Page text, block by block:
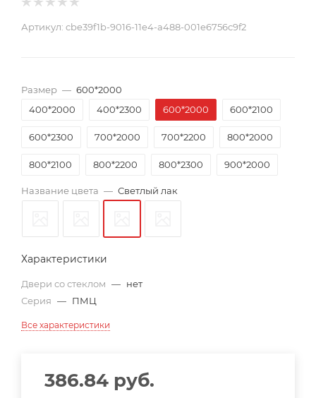
Артикул: cbe39f1b-9016-11e4-a488-001e6756c9f2
Размер — 600*2000
400*2000
400*2300 600*2000 600*2100
600*2300 700*2000 700*2200 800*2000
800*2100 800*2200 800*2300 900*2000
Название цвета — Светлый лак
Характеристики
Двери со стеклом — нет
Серия — ПМЦ
Все характеристики
386.84 руб.